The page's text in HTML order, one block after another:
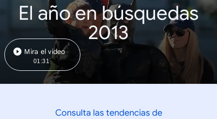
El año en búsquedas
2013
Mira el video
01:31
Consulta las tendencias de